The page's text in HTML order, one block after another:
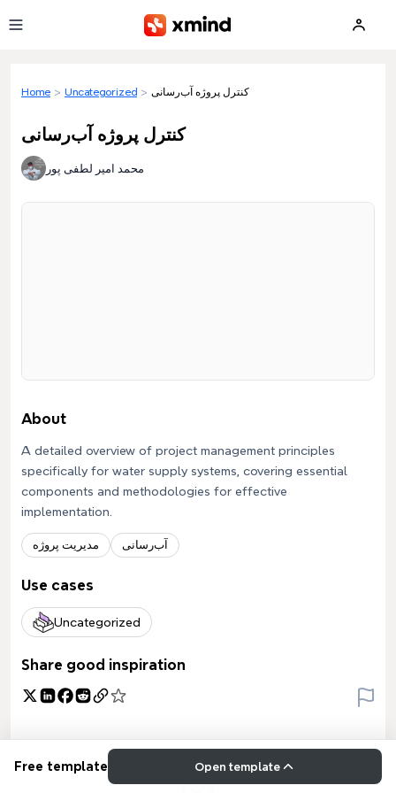
Home > Uncategorized > کنترل پروژه آب‌رسانی
کنترل پروژه آب‌رسانی
محمد امیر لطفی پور
About
A detailed overview of project management principles
specifically for water supply systems, covering essential
components and methodologies for effective
implementation.
مدیریت پروژه آب‌رسانی
Use cases
Uncategorized
Share good inspiration
Free template Open template